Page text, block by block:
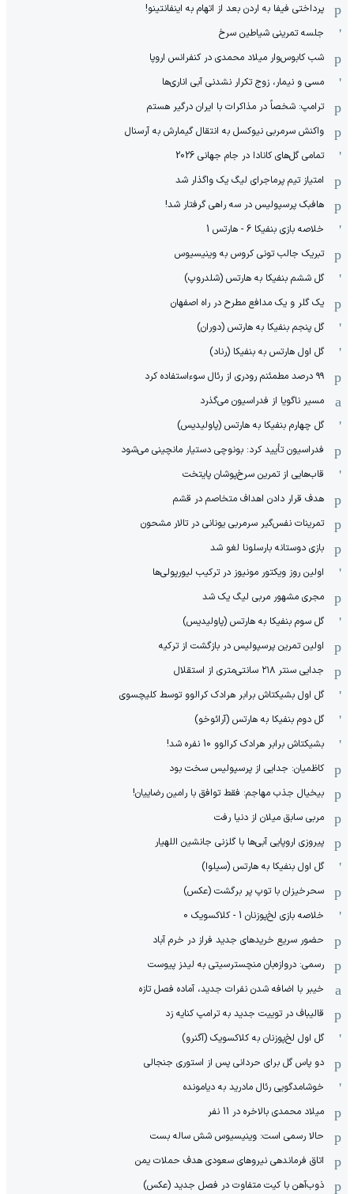
پرداختی فیفا به اردن بعد از اتهام به اینفانتینو!
جلسه تمرینی شیاطین سرخ
شب کابوس‌وار میلاد محمدی در کنفرانس اروپا
مسی و نیمار، زوج تکرار نشدنی آبی اناری‌ها
ترامپ: شخصاً در مذاکرات با ایران درگیر هستم
واکنش سرمربی نیوکسل به انتقال گیمارش به آرسنال
تمامی گل‌های کانادا در جام جهانی 2026
امتیاز تیم پرماجرای لیگ یک واگذار شد
هافبک پرسپولیس در سه راهی گرفتار شد!
خلاصه بازی بنفیکا 6 - هارتس 1
تبریک جالب تونی کروس به وینیسیوس
گل ششم بنفیکا به هارتس (شلدروپ)
یک گلر و یک مدافع مطرح در راه اصفهان
گل پنجم بنفیکا به هارتس (دوران)
گل اول هارتس به بنفیکا (رناد)
۹۹ درصد مطمئنم رودری از رئال سوءاستفاده کرد
مسیر ناگویا از فدراسیون می‌گذرد
گل چهارم بنفیکا به هارتس (پاولیدیس)
فدراسیون تأیید کرد: بونوچی دستیار مانچینی می‌شود
قاب‌هایی از تمرین سرخ‌پوشان پایتخت
هدف قرار دادن اهداف متخاصم در قشم
‏تمرینات نفس‌گیر سرمربی یونانی در تالار مشحون
بازی دوستانه بارسلونا لغو شد
اولین روز ویکتور مونیوز در ترکیب لیورپولی‌ها
مجری مشهور مربی لیگ یک شد
گل سوم بنفیکا به هارتس (پاولیدیس)
اولین تمرین پرسپولیس در بازگشت از ترکیه
جدایی سنتر ۲۱۸ سانتی‌متری از استقلال
گل اول بشیکتاش برابر هرادک کرالوو توسط کلیچسوی
گل دوم بنفیکا به هارتس (آرائوخو)
بشیکتاش برابر هرادک کرالوو 10 نفره شد!
کاظمیان: جدایی از پرسپولیس سخت بود
بیخیال جذب مهاجم: فقط توافق با رامین رضاییان!
مربی سابق میلان از دنیا رفت
پیروزی اروپایی آبی‌ها با گلزنی جانشین اللهیار
گل اول بنفیکا به هارتس (سیلوا)
سحرخیزان با توپ پر برگشت (عکس)
خلاصه بازی لخ‌پوزنان 1 - کلاکسویک 0
حضور سریع خریدهای جدید فراز در خرم آباد
رسمی: دروازه‌بان منچسترسیتی به لیدز پیوست
خیبر با اضافه شدن نفرات جدید، آماده فصل تازه
قالیباف در توییت جدید به ترامپ کنایه زد
گل اول لخ‌پوزنان به کلاکسویک (آگنرو)
دو پاس گل برای حردانی پس از استوری جنجالی
خوشامدگویی رئال مادرید به دیامونده
میلاد محمدی بالاخره در 11 نفر
حالا رسمی است: وینیسیوس شش ساله بست
اتاق فرماندهی نیروهای سعودی هدف حملات یمن
ذوب‌آهن با کیت متفاوت در فصل جدید (عکس)